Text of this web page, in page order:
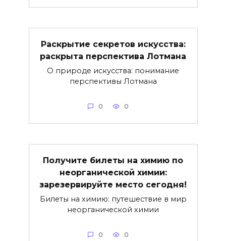
Раскрытие секретов искусства:
раскрыта перспектива Лотмана
О природе искусства: понимание
перспективы Лотмана
0 0
Получите билеты на химию по
неорганической химии:
зарезервируйте место сегодня!
Билеты на химию: путешествие в мир
неорганической химии
0 0